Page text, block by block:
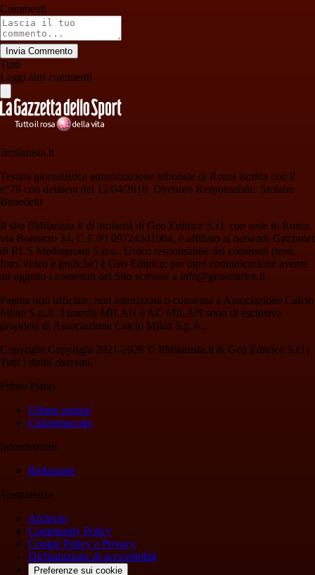
Commenti
Invia Commento
Tutti
Leggi altri commenti
Ilmilanista.it
Testata giornalistica autorizzazione tribunale di Roma iscritta con il
n°78 con delibera del 12/04/2018. Direttore Responsabile: Stefano
Benedetti
Il sito IlMilanista.it di titolarità di Geo Editrice S.r.l. con sede in Roma,
via Bomarzo 34, C.F./PI 09724341004, è affiliato al network Gazzanet
di RCS Mediagroup S.p.a.. Unico responsabile dei contenuti (testi,
foto, video e grafiche) è Geo Editrice; per ogni comunicazione avente
ad oggetto i contenuti del Sito scrivere a info@geoeditrice.it
Pagina non ufficiale, non autorizzata o connessa a Associazione Calcio
Milan S.p.A. I marchi MILAN e AC MILAN sono di esclusiva
proprietà di Associazione Calcio Milan S.p.A..
Copyright Copyright 2021-2026 © IlMilanista.it & Geo Editrice S.r.l |
Tutti i diritti riservati.
Primo Piano
Ultime notizie
Calciomercato
Informazioni
Redazione
Trasparenza
Archivio
Community Policy
Cookie Policy e Privacy
Dichiarazione di accessibilità
Preferenze sui cookie